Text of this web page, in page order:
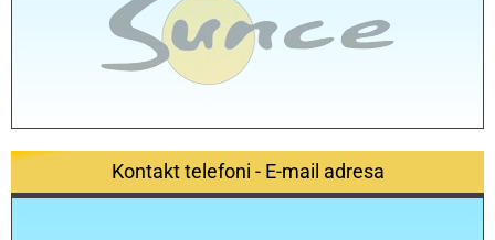
Kontakt telefoni - E-mail adresa